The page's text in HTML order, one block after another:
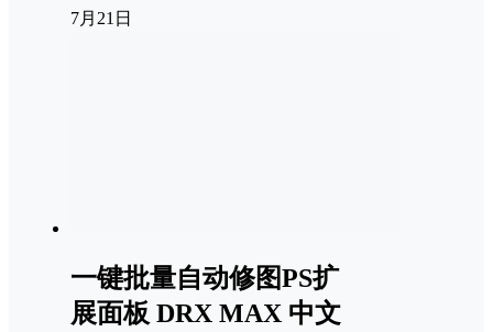
7月21日
一键批量自动修图PS扩
展面板 DRX MAX 中文